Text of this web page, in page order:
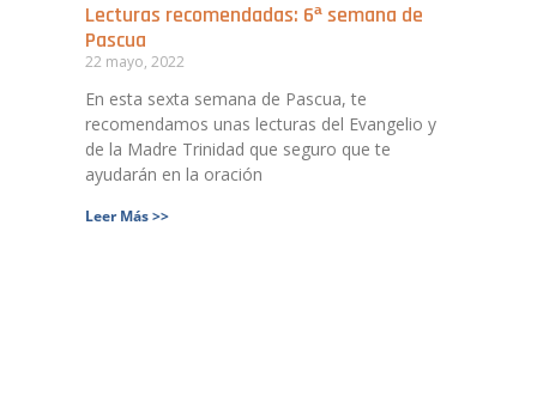
Lecturas recomendadas: 6ª semana de
Pascua
22 mayo, 2022
En esta sexta semana de Pascua, te
recomendamos unas lecturas del Evangelio y
de la Madre Trinidad que seguro que te
ayudarán en la oración
Leer Más >>